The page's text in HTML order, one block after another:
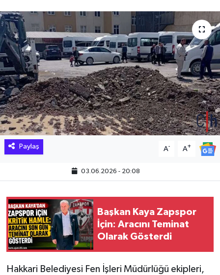
Paylaş A- A+
03.06.2026 - 20:08
Başkan Kaya Zapspor
İçin: Aracını Teminat
Olarak Gösterdi
Hakkari Belediyesi Fen İşleri Müdürlüğü ekipleri,
Hakkari Haber
İLGİNÇ HABERLER
KADIN
KÜLTÜR SANAT
MAGAZİN
POLİTİKA
REKLAM
SAĞLIK